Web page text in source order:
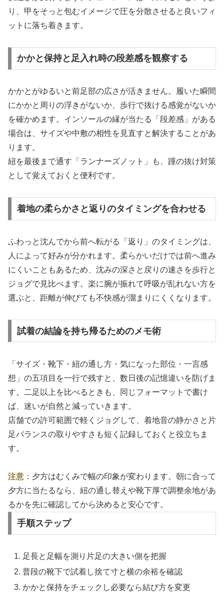
り、甲をそっと包むイメージで圧を分散させると良いフィ
ットに落ち着きます。
かかと保持と足入れ時の段差感を観察する
かかとがゆるいと前足部の広さが活きません。履いた瞬間
にかかと周りの浮きがないか、歩行で抜ける感覚がないか
を確かめます。インソールの縁が当たる「段差感」がある
場合は、サイズや中敷の相性を見直すと解決することがあ
ります。
紐を最後まで通す「ランナーズノット」も、踵の抜け対策
として覚えておくと便利です。
着地の柔らかさと返りのタイミングを合わせる
ふわっと沈んでから前へ転がる「返り」のタイミングは、
人によって好みが分かれます。柔らかいだけでは前へ進み
にくいこともあるため、沈みの深さと戻りの速さを歩行と
ジョグで見比べます。楽に腕が振れて呼吸が乱れない方を
選ぶと、距離が伸びても不快感が溜まりにくくなります。
試着の結論を持ち帰るためのメモ術
「サイズ・靴下・紐の通し方・気になった部位・一言感
想」の五項目を一行で残すと、数日後の記憶違いを防げま
す。二足以上を比べるときも、同じフォーマットで書け
ば、迷いが自然と減っていきます。
店舗での許可範囲で軽くジョグして、着地音の静かさと片
足バランスの取りやすさも短く記録しておくと役立ちま
す。
注意 ：夕方はむくみで幅の印象が変わります。朝に合って
夕方に当たるなら、紐の通し替えや靴下厚で調整余地があ
るかを先に確認してから決めると安心です。
手順ステップ
足長と足幅を測り片足の大きい側を把握
普段の靴下で試着し捨て寸と横の余裕を確認
かかと保持をチェックし必要なら結び方を変更